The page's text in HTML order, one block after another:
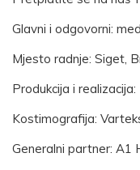
Glavni i odgovorni:
Mjesto radnje: Siget,
Produkcija i
Kostimografija:
Generalni partner: A1